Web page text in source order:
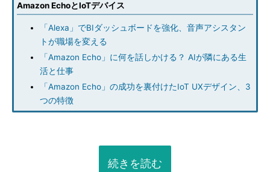
Amazon EchoとIoTデバイス
「Alexa」でBIダッシュボードを強化、音声アシスタン
トが職場を変える
「Amazon Echo」に何を話しかける？ AIが隣にある生
活と仕事
「Amazon Echo」の成功を裏付けたIoT UXデザイン、3
つの特徴
続きを読む